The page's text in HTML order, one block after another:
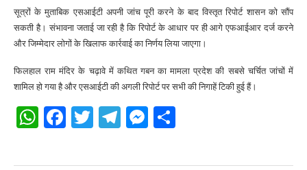
सूत्रों के मुताबिक एसआईटी अपनी जांच पूरी करने के बाद विस्तृत रिपोर्ट शासन को सौंप
सकती है। संभावना जताई जा रही है कि रिपोर्ट के आधार पर ही आगे एफआईआर दर्ज करने
और जिम्मेदार लोगों के खिलाफ कार्रवाई का निर्णय लिया जाएगा।
फिलहाल राम मंदिर के चढ़ावे में कथित गबन का मामला प्रदेश की सबसे चर्चित जांचों में
शामिल हो गया है और एसआईटी की अगली रिपोर्ट पर सभी की निगाहें टिकी हुई हैं।
WhatsApp
Facebook
Twitter
Telegram
Messenger